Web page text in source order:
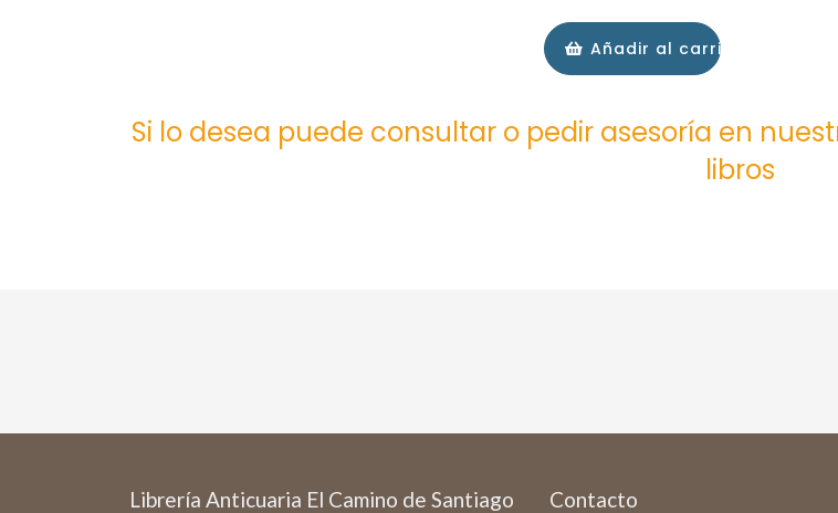
Añadir al carrito
Si lo desea puede consultar o pedir asesoría en
libros
Librería Anticuaria El Camino de Santiago Contacto